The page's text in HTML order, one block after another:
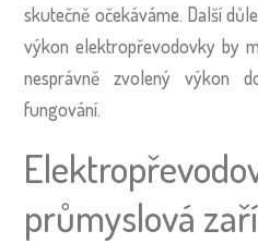
skutečně očekáváme. Další
výkon elektropřevodovky by
nesprávně zvolený výkon
fungování.
průmyslová